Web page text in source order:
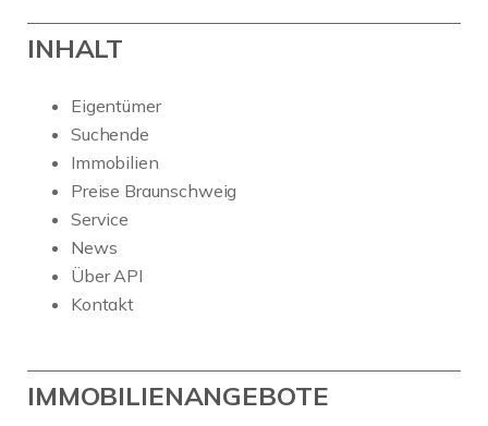
INHALT
Eigentümer
Suchende
Immobilien
Preise Braunschweig
Service
News
Über API
Kontakt
IMMOBILIENANGEBOTE